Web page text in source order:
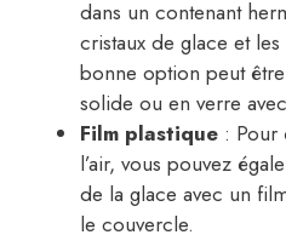
dans un contenant
cristaux de glace et
bonne option peut
solide ou en verre
Film plastique : Pour
l’air, vous pouvez
de la glace avec un
le couvercle.